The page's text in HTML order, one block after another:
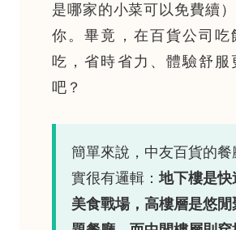
是哪家的小菜可以免費續
你。畢竟，在百貨公司吃
吃，省時省力、體驗舒服
吧？
簡單來說，中友百貨的
實很有邏輯：地下樓是
美食戰場，高樓層是悠